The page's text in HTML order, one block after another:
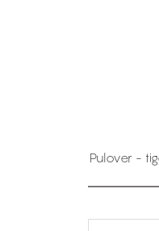
Pulover -